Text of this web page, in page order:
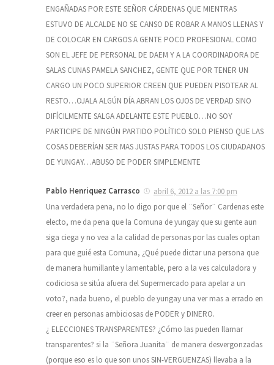
ENGAÑADAS POR ESTE SEÑOR CÁRDENAS QUE MIENTRAS
ESTUVO DE ALCALDE NO SE CANSO DE ROBAR A MANOS LLENAS Y
DE COLOCAR EN CARGOS A GENTE POCO PROFESIONAL COMO
SON EL JEFE DE PERSONAL DE DAEM Y A LA COORDINADORA DE
SALAS CUNAS PAMELA SANCHEZ, GENTE QUE POR TENER UN
CARGO UN POCO SUPERIOR CREEN QUE PUEDEN PISOTEAR AL
RESTO…OJALA ALGÚN DÍA ABRAN LOS OJOS DE VERDAD SINO
DIFÍCILMENTE SALGA ADELANTE ESTE PUEBLO…NO SOY
PARTICIPE DE NINGÚN PARTIDO POLÍTICO SOLO PIENSO QUE LAS
COSAS DEBERÍAN SER MAS JUSTAS PARA TODOS LOS CIUDADANOS
DE YUNGAY…ABUSO DE PODER SIMPLEMENTE
Pablo Henriquez Carrasco
abril 6, 2012 a las 7:00 pm
Una verdadera pena, no lo digo por que el ¨Señor¨ Cardenas este
electo, me da pena que la Comuna de yungay que su gente aun
siga ciega y no vea a la calidad de personas por las cuales optan
para que guié esta Comuna, ¿Qué puede dictar una persona que
de manera humillante y lamentable, pero a la ves calculadora y
codiciosa se sitúa afuera del Supermercado para apelar a un
voto?, nada bueno, el pueblo de yungay una ver mas a errado en
creer en personas ambiciosas de PODER y DINERO.
¿ ELECCIONES TRANSPARENTES? ¿Cómo las pueden llamar
transparentes? si la ¨Señora Juanita¨ de manera desvergonzadas
(porque eso es lo que son unos SIN-VERGUENZAS) llevaba a la